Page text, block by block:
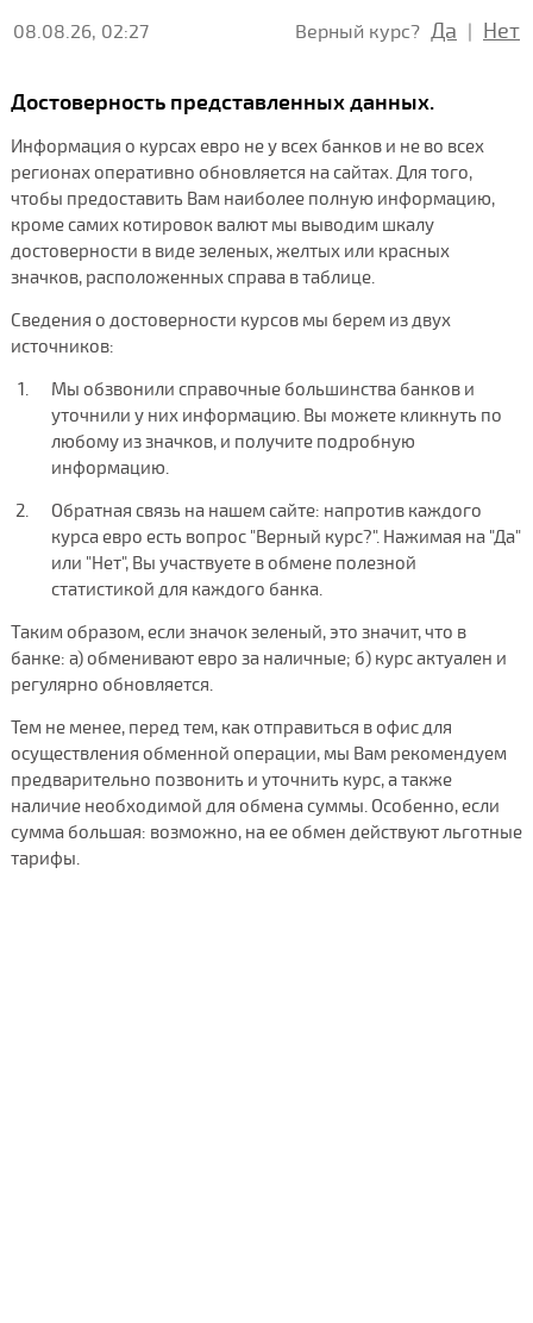
08.08.26, 02:27 Верный курс? Да | Нет
Достоверность представленных данных.
Информация о курсах евро не у всех банков и не во всех
регионах оперативно обновляется на сайтах. Для того,
чтобы предоставить Вам наиболее полную информацию,
кроме самих котировок валют мы выводим шкалу
достоверности в виде зеленых, желтых или красных
значков, расположенных справа в таблице.
Сведения о достоверности курсов мы берем из двух
источников:
Мы обзвонили справочные большинства банков и
уточнили у них информацию. Вы можете кликнуть по
любому из значков, и получите подробную
информацию.
Обратная связь на нашем сайте: напротив каждого
курса евро есть вопрос "Верный курс?". Нажимая на "Да"
или "Нет", Вы участвуете в обмене полезной
статистикой для каждого банка.
Таким образом, если значок зеленый, это значит, что в
банке: а) обменивают евро за наличные; б) курс актуален и
регулярно обновляется.
Тем не менее, перед тем, как отправиться в офис для
осуществления обменной операции, мы Вам рекомендуем
предварительно позвонить и уточнить курс, а также
наличие необходимой для обмена суммы. Особенно, если
сумма большая: возможно, на ее обмен действуют льготные
тарифы.